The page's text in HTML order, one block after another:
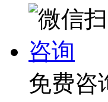
咨询
免费咨